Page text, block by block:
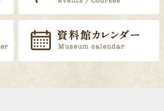
郷土資料調査員